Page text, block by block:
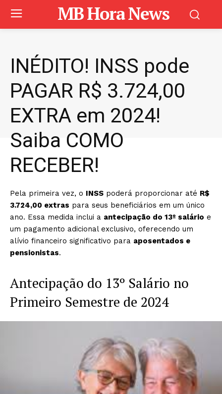
MB Hora News
INÉDITO! INSS pode
PAGAR R$ 3.724,00
EXTRA em 2024!
Saiba COMO
RECEBER!
Pela primeira vez, o INSS poderá proporcionar até R$
3.724,00 extras para seus beneficiários em um único
ano. Essa medida inclui a antecipação do 13º salário e
um pagamento adicional exclusivo, oferecendo um
alívio financeiro significativo para aposentados e
pensionistas.
Antecipação do 13º Salário no
Primeiro Semestre de 2024